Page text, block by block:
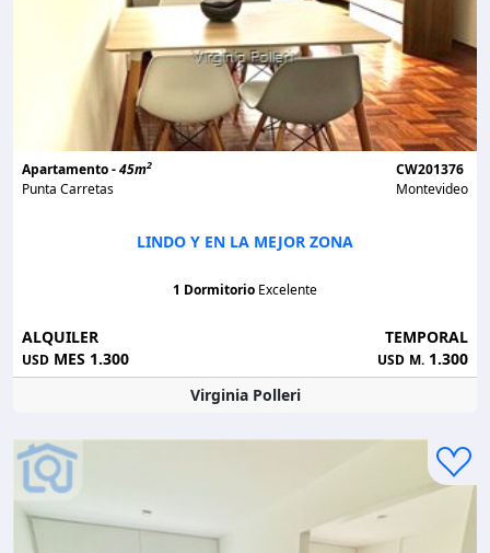
Apartamento -45m2
Punta Carretas
CW201376
Montevideo
LINDO Y EN LA MEJOR ZONA
1 Dormitorio Excelente
ALQUILER
USD MES 1.300
TEMPORAL
USD M. 1.300
Virginia Polleri